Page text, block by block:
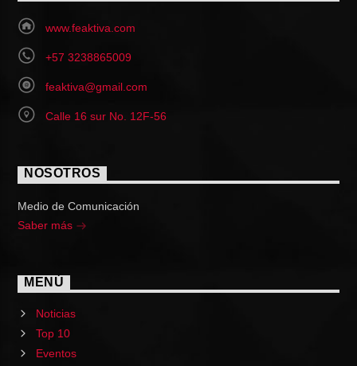
www.feaktiva.com
+57 3238865009
feaktiva@gmail.com
Calle 16 sur No. 12F-56
NOSOTROS
Medio de Comunicación
Saber más
MENÚ
Noticias
Top 10
Eventos